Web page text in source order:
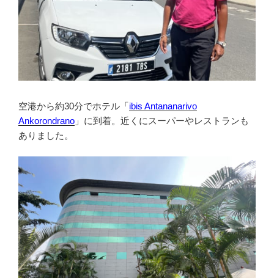
空港から約30分でホテル「ibis Antananarivo
Ankorondrano 」に到着。近くにスーパーやレストランも
ありました。